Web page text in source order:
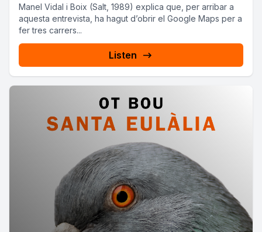
Manel Vidal i Boix (Salt, 1989) explica que, per arribar a
aquesta entrevista, ha hagut d’obrir el Google Maps per a
fer tres carrers...
Listen